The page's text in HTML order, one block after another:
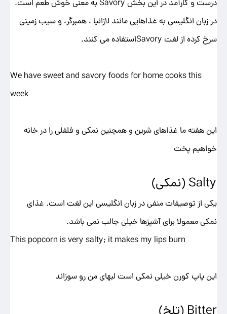
در زبان انگلیسی به غذاهایی مانند لازانیا ، همبرگر، و سیب زمینی
سرخ کرده از لغت Savoryاستفاده می کنند.
We have sweet and savory foods for home cooks this
week
این هفته ما غذاهای شرین و همچنین نمکی و فلفلی را در خانه
خواهیم پخت
Salty (نمکی)
یکی از توصیفات منفی در زبان انگلیسی این لغت است. غذای
نمکی معمولا برای آشپزها خیلی جالب نمی باشد.
This popcorn is very salty; it makes my lips burn
این پاپ کورن خیلی نمکی است لبهای من رو سوزاند